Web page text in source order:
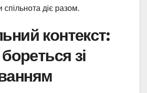
спільнота діє разом.
контекст:
зі